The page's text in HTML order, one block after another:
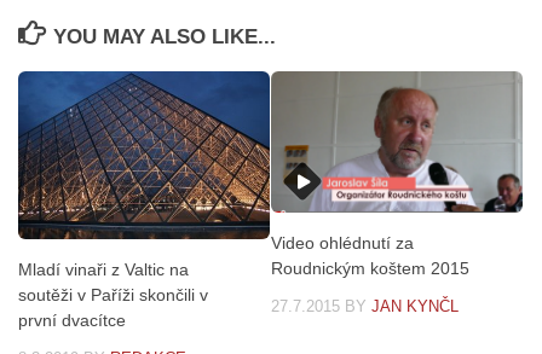
YOU MAY ALSO LIKE...
Mladí vinaři z Valtic na
soutěži v Paříži skončili v
první dvacítce
Video ohlédnutí za
Roudnickým koštem 2015
27.7.2015 BY JAN KYNČL